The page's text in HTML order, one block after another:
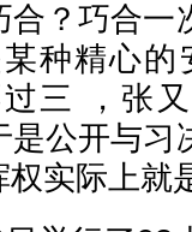
？巧合一
种精心
三 ，张
公开与习
实际上就